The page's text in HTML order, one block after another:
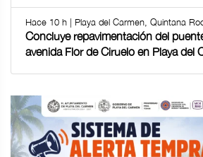
Hace 10 h | Playa del Carmen, Quintana
Concluye repavimentación del
avenida Flor de Ciruelo en Playa del